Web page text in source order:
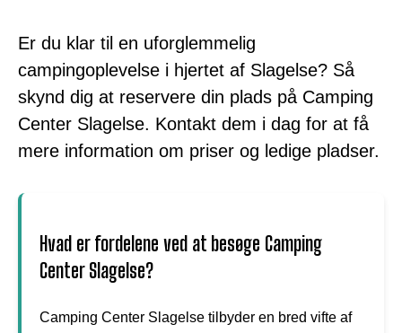
Er du klar til en uforglemmelig
campingoplevelse i hjertet af Slagelse? Så
skynd dig at reservere din plads på Camping
Center Slagelse. Kontakt dem i dag for at få
mere information om priser og ledige pladser.
Hvad er fordelene ved at besøge Camping
Center Slagelse?
Camping Center Slagelse tilbyder en bred vifte af